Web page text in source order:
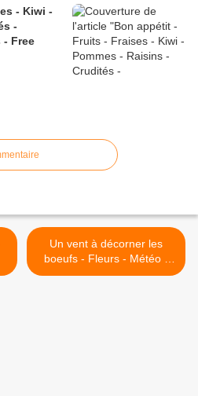
- Kiwi -
-
- Free
Un vent à décorner les
boeufs - Fleurs - Météo -
Gif animé - Gratuit >